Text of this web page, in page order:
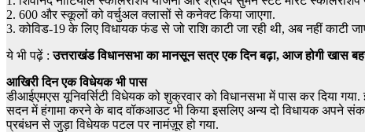
2. 600 और स्कूलों को वर्चुअल क्लासों से कनेक्ट किया जाएगा.
3. कोविड-19 के लिए विधायक फंड से जो राशि काटी जा रही थी, अब नहीं काटी
ये भी पढ़ें :उत्तराखंड विधानसभा का मानसून सत्र एक दिन बढ़ा, आज होगी खास
आखिरी दिन एक विधेयक भी पास
डीआईएमएस यूनिवर्सिटी विधेयक को शुक्रवार को विधानसभा में पास कर दिया
सदन में हंगामा करने के बाद वॉकआउट भी किया इसलिए अन्य दो विधायक अपने
प्रबंधन से जुड़ा विधेयक पटल पर नामंज़ूर हो गया.